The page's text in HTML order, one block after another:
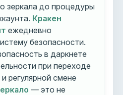
зеркала до процедуры
Кракен
ежедневно
безопасности.
в даркнете
при переходе
и регулярной смене
— это не